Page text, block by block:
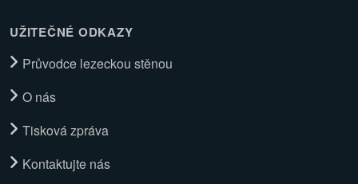
UŽITEČNÉ ODKAZY
Průvodce lezeckou stěnou
O nás
Tisková zpráva
Kontaktujte nás